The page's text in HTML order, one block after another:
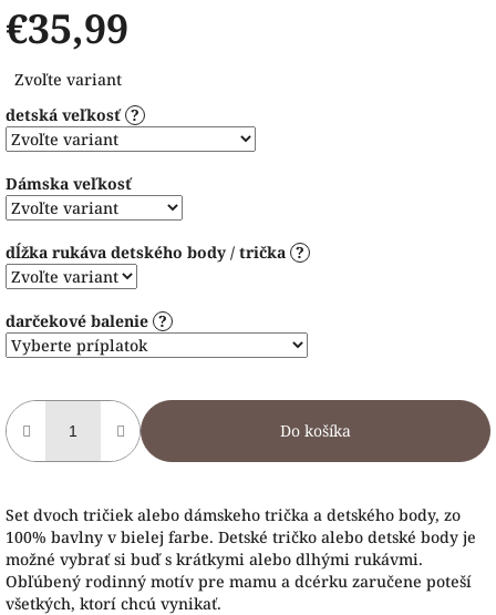
€35,99
cena:
Zvoľte variant
detská veľkosť ?
Dámska veľkosť
dĺžka rukáva detského body / trička ?
darčekové balenie ?
Do košíka
Set dvoch tričiek alebo dámskeho trička a detského body, zo
100% bavlny v bielej farbe. Detské tričko alebo detské body je
možné vybrať si buď s krátkymi alebo dlhými rukávmi.
Obľúbený rodinný motív pre mamu a dcérku zaručene poteší
všetkých, ktorí chcú vynikať.